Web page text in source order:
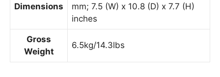
Dimensions
mm; 7.5 (W) x 10.8 (D) x 7.7 (H)
inches
Gross
Weight
6.5kg/14.3lbs